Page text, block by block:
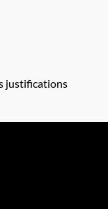
justifications